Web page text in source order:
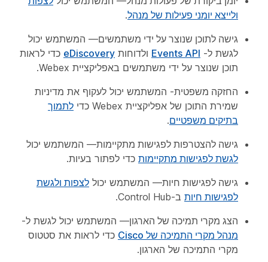
ולייצא יומני פעילות של מנהל.
גישה לתוכן שנוצר על ידי משתמשים— המשתמש יכול
לגשת ל- Events API ולדוחות eDiscovery כדי לראות
תוכן שנוצר על ידי משתמשים באפליקציית Webex.
החזקה משפטית- המשתמש יכול לעקוף את מדיניות
שמירת התוכן של אפליקציית Webex כדי
לתמוך
בתיקים משפטיים.
גישה להצטרפות לפגישות מתקיימות— המשתמש יכול
לגשת לפגישות מתקיימות כדי לפתור בעיות.
גישה לפגישות חיות— המשתמש יכול לצפות ולגשת
לפגישות חיות ב-Control Hub.
הצג מקרי תמיכה של הארגון— המשתמש יכול לגשת ל-
מנהל מקרי התמיכה של Cisco
כדי לראות את סטטוס
מקרי התמיכה של הארגון.